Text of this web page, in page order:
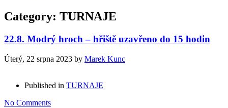
Category: TURNAJE
22.8. Modrý hroch – hřiště uzavřeno do 15 hodin
Úterý, 22 srpna 2023 by Marek Kunc
Published in TURNAJE
No Comments